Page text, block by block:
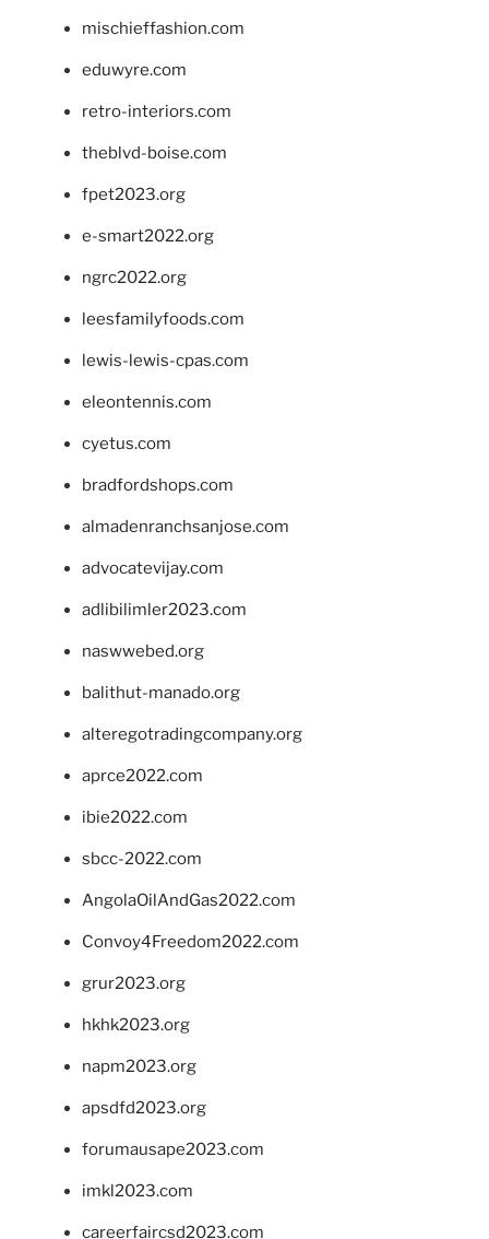
mischieffashion.com
eduwyre.com
retro-interiors.com
theblvd-boise.com
fpet2023.org
e-smart2022.org
ngrc2022.org
leesfamilyfoods.com
lewis-lewis-cpas.com
eleontennis.com
cyetus.com
bradfordshops.com
almadenranchsanjose.com
advocatevijay.com
adlibilimler2023.com
naswwebed.org
balithut-manado.org
alteregotradingcompany.org
aprce2022.com
ibie2022.com
sbcc-2022.com
AngolaOilAndGas2022.com
Convoy4Freedom2022.com
grur2023.org
hkhk2023.org
napm2023.org
apsdfd2023.org
forumausape2023.com
imkl2023.com
careerfaircsd2023.com